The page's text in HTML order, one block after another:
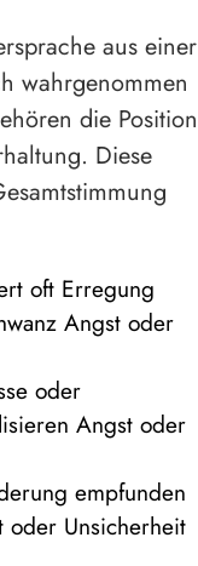
aus einer
wahrgenommen
die Position
Diese
oft Erregung
Angst oder
oder
Angst oder
empfunden
oder Unsicherheit